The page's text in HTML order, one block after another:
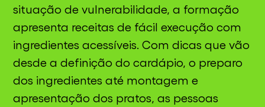
situação de vulnerabilidade, a formação
apresenta receitas de fácil execução com
ingredientes acessíveis. Com dicas que vão
desde a definição do cardápio, o preparo
dos ingredientes até montagem e
apresentação dos pratos, as pessoas